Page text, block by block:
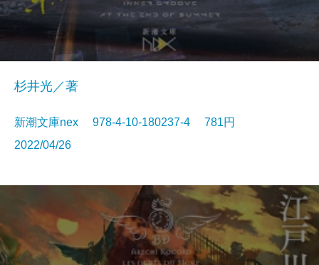
杉井光／著
新潮文庫nex 978-4-10-180237-4 781円
2022/04/26